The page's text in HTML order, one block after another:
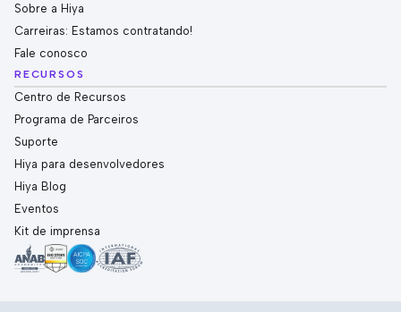
Sobre a Hiya
Carreiras: Estamos contratando!
Fale conosco
RECURSOS
Centro de Recursos
Programa de Parceiros
Suporte
Hiya para desenvolvedores
Hiya Blog
Eventos
Kit de imprensa